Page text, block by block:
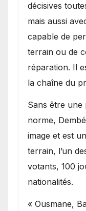
décisives
mais aussi
capable de
terrain ou de
réparation. Il
la chaîne du
Sans être une
norme,
image et est
terrain, l’un
votants, 100
nationalités.
« Ousmane,